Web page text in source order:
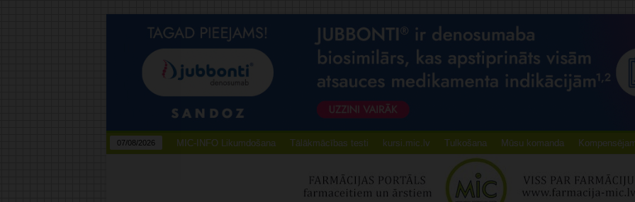
07/08/2026 MIC-INFO Likumdošana Tālākmācības testi kursi.mic.lv Tulkošana Mūsu komanda